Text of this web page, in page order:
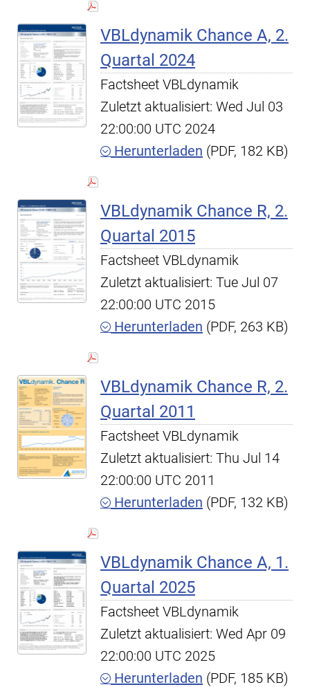
VBLdynamik Chance A, 2.
Quartal 2024
Factsheet VBLdynamik
Zuletzt aktualisiert: Wed Jul 03
22:00:00 UTC 2024
Herunterladen (PDF, 182 KB)
VBLdynamik Chance R, 2.
Quartal 2015
Factsheet VBLdynamik
Zuletzt aktualisiert: Tue Jul 07
22:00:00 UTC 2015
Herunterladen (PDF, 263 KB)
VBLdynamik Chance R, 2.
Quartal 2011
Factsheet VBLdynamik
Zuletzt aktualisiert: Thu Jul 14
22:00:00 UTC 2011
Herunterladen (PDF, 132 KB)
VBLdynamik Chance A, 1.
Quartal 2025
Factsheet VBLdynamik
Zuletzt aktualisiert: Wed Apr 09
22:00:00 UTC 2025
Herunterladen (PDF, 185 KB)